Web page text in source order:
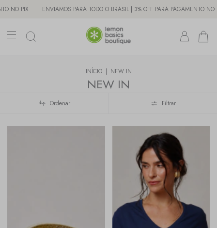
PARA PAGAMENTO NO PIX ENVIAMOS PARA TODO O BRASIL | 3% OFF
INÍCIO | NEW IN
NEW IN
Ordenar Filtrar